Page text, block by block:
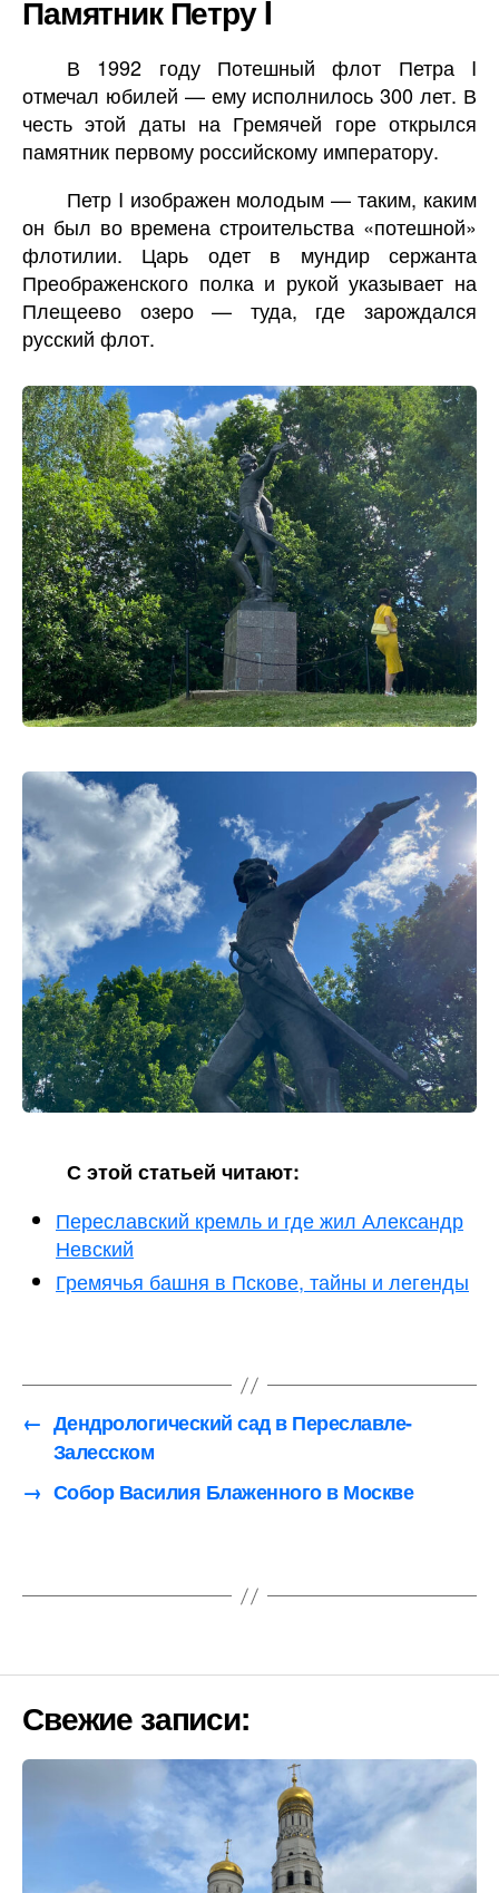
Памятник Петру I
В 1992 году Потешный флот Петра I
отмечал юбилей — ему исполнилось 300 лет. В
честь этой даты на Гремячей горе открылся
памятник первому российскому императору.
Петр I изображен молодым — таким, каким
он был во времена строительства «потешной»
флотилии. Царь одет в мундир сержанта
Преображенского полка и рукой указывает на
Плещеево озеро — туда, где зарождался
русский флот.
С этой статьей читают:
Переславский кремль и где жил Александр
Невский
Гремячья башня в Пскове, тайны и легенды
← Дендрологический сад в Переславле-
Залесском
→ Собор Василия Блаженного в Москве
Свежие записи: